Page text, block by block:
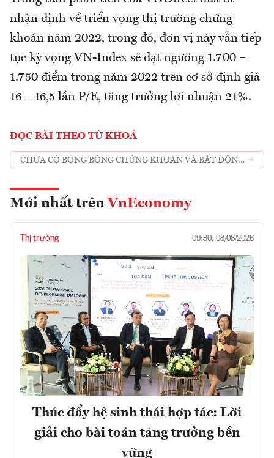
nhận định về triển vọng thị trường chứng
khoán năm 2022, trong đó, đơn vị này vẫn tiếp
tục kỳ vọng VN-Index sẽ đạt ngưỡng 1.700 –
1.750 điểm trong năm 2022 trên cơ sở định giá
16 – 16,5 lần P/E, tăng trưởng lợi nhuận 21%.
ĐỌC BÀI THEO TỪ KHOÁ
CHƯA CÓ BONG BÓNG CHỨNG KHOÁN VÀ BẤT ĐỘNG
Mới nhất trên VnEconomy
Thị trường 09:30, 08/08/2026
Thúc đẩy hệ sinh thái hợp tác: Lời
giải cho bài toán tăng trưởng bền
vững